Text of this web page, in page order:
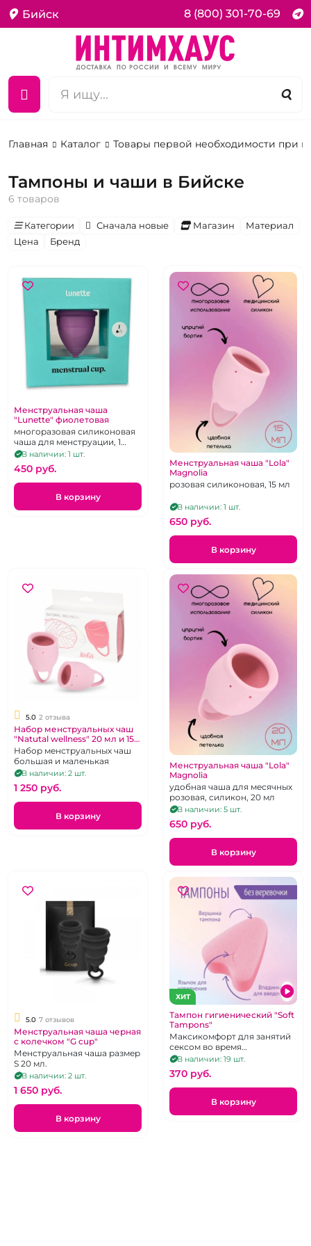
Бийск 8 (800) 301-70-69
Главная Каталог Товары первой необходимости при
Тампоны и чаши в Бийске
6 товаров
Категории Сначала новые Магазин
Материал
Цена
Бренд
Менструальная чаша
"Lunette" фиолетовая
многоразовая силиконовая
чаша для менструации, 1
капелька
В наличии: 1 шт.
450 pуб.
В корзину
Менструальная чаша "Lola"
Magnolia
розовая силиконовая, 15 мл
В наличии: 1 шт.
650 pуб.
В корзину
5.0 2 отзыва
Набор менструальных чаш
"Natutal wellness" 20 мл и 15
мл
Набор менструальных чаш
большая и маленькая
В наличии: 2 шт.
1 250 pуб.
В корзину
Менструальная чаша "Lola"
Magnolia
удобная чаша для месячных
розовая, силикон, 20 мл
В наличии: 5 шт.
650 pуб.
В корзину
5.0 7 отзывов
Менструальная чаша черная
с колечком "G cup"
Менструальная чаша размер
S 20 мл.
В наличии: 2 шт.
1 650 pуб.
В корзину
ХИТ
Тампон гигиенический "Soft
Tampons"
Максикомфорт для занятий
сексом во время
менструации, нет табу для
похода в сауну и для занятий
спортом.
В наличии: 19 шт.
370 pуб.
В корзину